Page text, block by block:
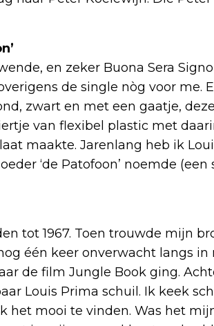
en zeker Buona Sera
de single nòg voor me.
zwart en met een gaatje,
van flexibel plastic met
maakte. Jarenlang heb ik
‘de Patofoon’ noemde
tot 1967. Toen trouwde mijn
één keer onverwacht langs
de film Jungle Book ging.
Louis Prima schuil. Ik keek
het mooi te vinden. Was het